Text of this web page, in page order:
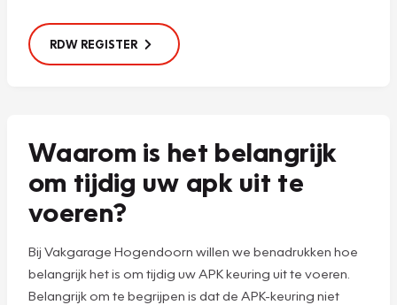
RDW REGISTER
Waarom is het belangrijk
om tijdig uw apk uit te
voeren?
Bij Vakgarage Hogendoorn willen we benadrukken hoe
belangrijk het is om tijdig uw APK keuring uit te voeren.
Belangrijk om te begrijpen is dat de APK-keuring niet